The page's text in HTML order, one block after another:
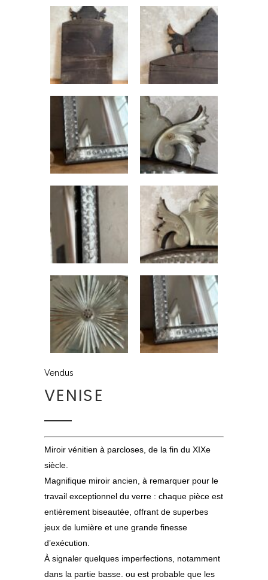
Vendus
VENISE
Miroir vénitien à parcloses, de la fin du XIXe
siècle.
Magnifique miroir ancien, à remarquer pour le
travail exceptionnel du verre : chaque pièce est
entièrement biseautée, offrant de superbes
jeux de lumière et une grande finesse
d’exécution.
À signaler quelques imperfections, notamment
dans la partie basse. ou est probable que les